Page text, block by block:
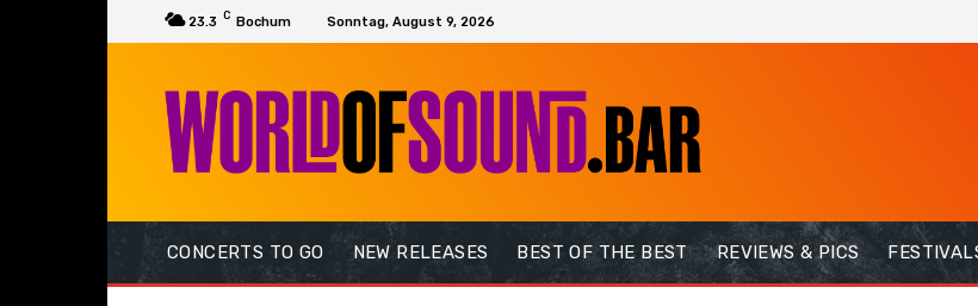
23.3 C Bochum Sonntag, August 9, 2026
CONCERTS TO GO NEW RELEASES BEST OF THE BEST REVIEWS & PICS